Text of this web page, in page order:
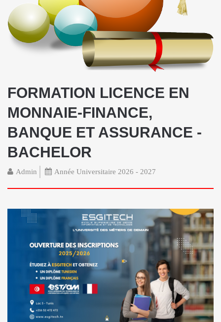
FORMATION LICENCE EN
MONNAIE-FINANCE,
BANQUE ET ASSURANCE -
BACHELOR
Admin Année Universitaire 2026 - 2027